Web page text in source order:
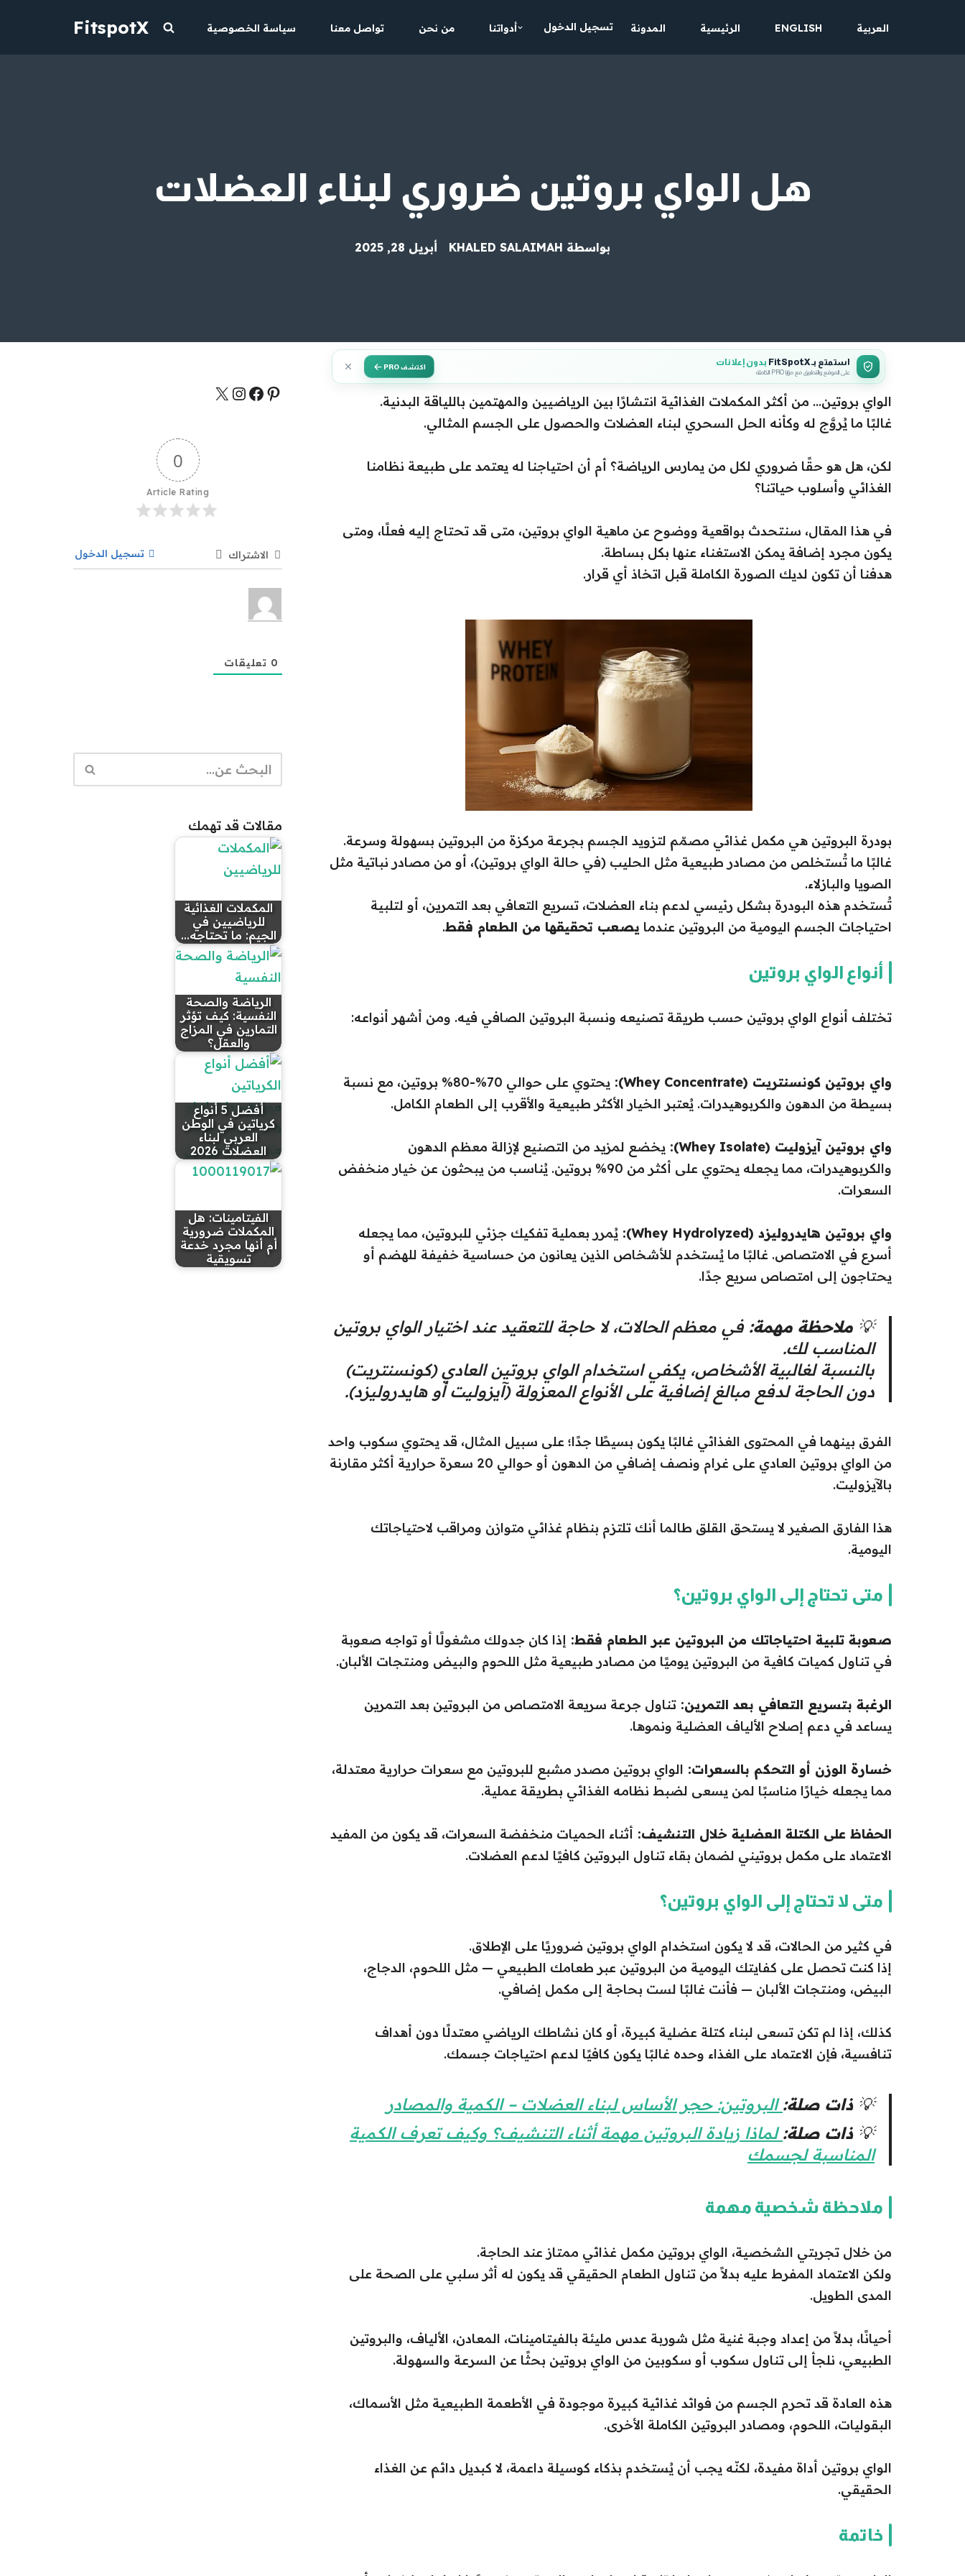
العربية ENGLISH الرئيسية المدونة تسجيل الدخول أدواتنا من نحن تواصل معنا سياسة الخصوصية FitspotX
هل الواي بروتين ضروري لبناء العضلات
بواسطة KHALED SALAIMAH أبريل 28, 2025
استمتع بـ FitSpotX بدون إعلانات
على الموقع والتطبيق مع مزايا PRO الكاملة
اكتشف PRO
الواي بروتين… من أكثر المكملات الغذائية انتشارًا بين الرياضيين والمهتمين باللياقة البدنية.
غالبًا ما يُروَّج له وكأنه الحل السحري لبناء العضلات والحصول على الجسم المثالي.
لكن، هل هو حقًا ضروري لكل من يمارس الرياضة؟ أم أن احتياجنا له يعتمد على طبيعة نظامنا
الغذائي وأسلوب حياتنا؟
في هذا المقال، سنتحدث بواقعية ووضوح عن ماهية الواي بروتين، متى قد تحتاج إليه فعلًا، ومتى
يكون مجرد إضافة يمكن الاستغناء عنها بكل بساطة.
هدفنا أن تكون لديك الصورة الكاملة قبل اتخاذ أي قرار.
بودرة البروتين هي مكمل غذائي مصمّم لتزويد الجسم بجرعة مركزة من البروتين بسهولة وسرعة.
غالبًا ما تُستخلص من مصادر طبيعية مثل الحليب (في حالة الواي بروتين)، أو من مصادر نباتية مثل
الصويا والبازلاء.
تُستخدم هذه البودرة بشكل رئيسي لدعم بناء العضلات، تسريع التعافي بعد التمرين، أو لتلبية
احتياجات الجسم اليومية من البروتين عندما يصعب تحقيقها من الطعام فقط.
أنواع الواي بروتين
تختلف أنواع الواي بروتين حسب طريقة تصنيعه ونسبة البروتين الصافي فيه. ومن أشهر أنواعه:
واي بروتين كونسنتريت (Whey Concentrate):
يحتوي على حوالي 70%-80% بروتين، مع نسبة
بسيطة من الدهون والكربوهيدرات. يُعتبر الخيار الأكثر طبيعية والأقرب إلى الطعام الكامل.
واي بروتين آيزوليت (Whey Isolate):
يخضع لمزيد من التصنيع لإزالة معظم الدهون
والكربوهيدرات، مما يجعله يحتوي على أكثر من 90% بروتين. يُناسب من يبحثون عن خيار منخفض
السعرات.
واي بروتين هايدروليزد (Whey Hydrolyzed):
يُمرر بعملية تفكيك جزئي للبروتين، مما يجعله
أسرع في الامتصاص. غالبًا ما يُستخدم للأشخاص الذين يعانون من حساسية خفيفة للهضم أو
يحتاجون إلى امتصاص سريع جدًا.
💡 ملاحظة مهمة: في معظم الحالات، لا حاجة للتعقيد عند اختيار الواي بروتين
المناسب لك.
بالنسبة لغالبية الأشخاص، يكفي استخدام الواي بروتين العادي (كونسنتريت)
دون الحاجة لدفع مبالغ إضافية على الأنواع المعزولة (آيزوليت أو هايدروليزد).
الفرق بينهما في المحتوى الغذائي غالبًا يكون بسيطًا جدًا؛ على سبيل المثال، قد يحتوي سكوب واحد
من الواي بروتين العادي على غرام ونصف إضافي من الدهون أو حوالي 20 سعرة حرارية أكثر مقارنة
بالآيزوليت.
هذا الفارق الصغير لا يستحق القلق طالما أنك تلتزم بنظام غذائي متوازن ومراقب لاحتياجاتك
اليومية.
متى تحتاج إلى الواي بروتين؟
صعوبة تلبية احتياجاتك من البروتين عبر الطعام فقط: إذا كان جدولك مشغولًا أو تواجه صعوبة
في تناول كميات كافية من البروتين يوميًا من مصادر طبيعية مثل اللحوم والبيض ومنتجات الألبان.
الرغبة بتسريع التعافي بعد التمرين: تناول جرعة سريعة الامتصاص من البروتين بعد التمرين
يساعد في دعم إصلاح الألياف العضلية ونموها.
خسارة الوزن أو التحكم بالسعرات: الواي بروتين مصدر مشبع للبروتين مع سعرات حرارية معتدلة،
مما يجعله خيارًا مناسبًا لمن يسعى لضبط نظامه الغذائي بطريقة عملية.
الحفاظ على الكتلة العضلية خلال التنشيف: أثناء الحميات منخفضة السعرات، قد يكون من المفيد
الاعتماد على مكمل بروتيني لضمان بقاء تناول البروتين كافيًا لدعم العضلات.
متى لا تحتاج إلى الواي بروتين؟
في كثير من الحالات، قد لا يكون استخدام الواي بروتين ضروريًا على الإطلاق.
إذا كنت تحصل على كفايتك اليومية من البروتين عبر طعامك الطبيعي — مثل اللحوم، الدجاج،
البيض، ومنتجات الألبان — فأنت غالبًا لست بحاجة إلى مكمل إضافي.
كذلك، إذا لم تكن تسعى لبناء كتلة عضلية كبيرة، أو كان نشاطك الرياضي معتدلًا دون أهداف
تنافسية، فإن الاعتماد على الغذاء وحده غالبًا يكون كافيًا لدعم احتياجات جسمك.
💡ذات صلة:البروتين: حجر الأساس لبناء العضلات – الكمية والمصادر
💡ذات صلة:لماذا زيادة البروتين مهمة أثناء التنشيف؟ وكيف تعرف الكمية
المناسبة لجسمك
ملاحظة شخصية مهمة
من خلال تجربتي الشخصية، الواي بروتين مكمل غذائي ممتاز عند الحاجة.
ولكن الاعتماد المفرط عليه بدلاً من تناول الطعام الحقيقي قد يكون له أثر سلبي على الصحة على
المدى الطويل.
أحيانًا، بدلاً من إعداد وجبة غنية مثل شوربة عدس مليئة بالفيتامينات، المعادن، الألياف، والبروتين
الطبيعي، نلجأ إلى تناول سكوب أو سكوبين من الواي بروتين بحثًا عن السرعة والسهولة.
هذه العادة قد تحرم الجسم من فوائد غذائية كبيرة موجودة في الأطعمة الطبيعية مثل الأسماك،
البقوليات، اللحوم، ومصادر البروتين الكاملة الأخرى.
الواي بروتين أداة مفيدة، لكنّه يجب أن يُستخدم بذكاء كوسيلة داعمة، لا كبديل دائم عن الغذاء
الحقيقي.
خاتمة
0
Article Rating
الاشتراك تسجيل الدخول
0 تعليقات
مقالات قد تهمك
المكملات الغذائية
للرياضيين في
الجيم: ما تحتاجه…
الرياضة والصحة
النفسية: كيف تؤثر
التمارين في المزاج
والعقل؟
أفضل 5 أنواع
كرياتين في الوطن
العربي لبناء
العضلات 2026
الفيتامينات: هل
المكملات ضرورية
أم أنها مجرد خدعة
تسويقية